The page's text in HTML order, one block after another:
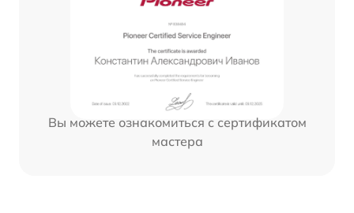
Вы можете ознакомиться с сертификатом
мастера